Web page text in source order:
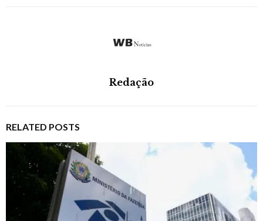
Redação
RELATED POSTS